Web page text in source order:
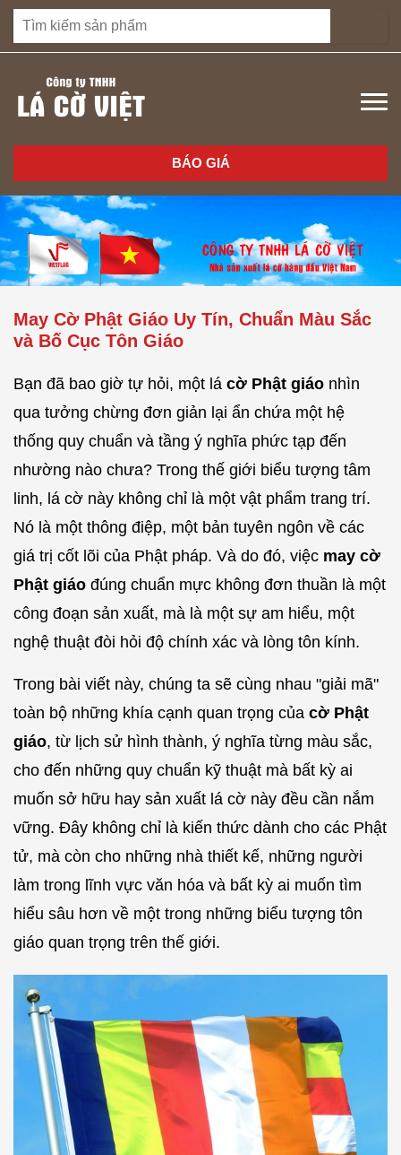
BÁO GIÁ
May Cờ Phật Giáo Uy Tín, Chuẩn Màu Sắc
và Bố Cục Tôn Giáo
Bạn đã bao giờ tự hỏi, một lá cờ Phật giáo nhìn
qua tưởng chừng đơn giản lại ẩn chứa một hệ
thống quy chuẩn và tầng ý nghĩa phức tạp đến
nhường nào chưa? Trong thế giới biểu tượng tâm
linh, lá cờ này không chỉ là một vật phẩm trang trí.
Nó là một thông điệp, một bản tuyên ngôn về các
giá trị cốt lõi của Phật pháp. Và do đó, việc may cờ
Phật giáo đúng chuẩn mực không đơn thuần là một
công đoạn sản xuất, mà là một sự am hiểu, một
nghệ thuật đòi hỏi độ chính xác và lòng tôn kính.
Trong bài viết này, chúng ta sẽ cùng nhau "giải mã"
toàn bộ những khía cạnh quan trọng của cờ Phật
giáo, từ lịch sử hình thành, ý nghĩa từng màu sắc,
cho đến những quy chuẩn kỹ thuật mà bất kỳ ai
muốn sở hữu hay sản xuất lá cờ này đều cần nắm
vững. Đây không chỉ là kiến thức dành cho các Phật
tử, mà còn cho những nhà thiết kế, những người
làm trong lĩnh vực văn hóa và bất kỳ ai muốn tìm
hiểu sâu hơn về một trong những biểu tượng tôn
giáo quan trọng trên thế giới.